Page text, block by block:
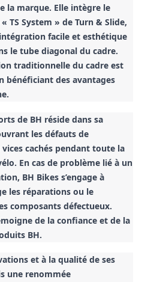
la marque. Elle intègre le
TS System » de Turn & Slide,
facile et esthétique
le tube diagonal du cadre.
traditionnelle du cadre est
bénéficiant des avantages
de BH réside dans sa
les défauts de
cachés pendant toute la
En cas de problème lié à un
BH Bikes s’engage à
les réparations ou le
composants défectueux.
de la confiance et de la
BH.
et à la qualité de ses
une renommée